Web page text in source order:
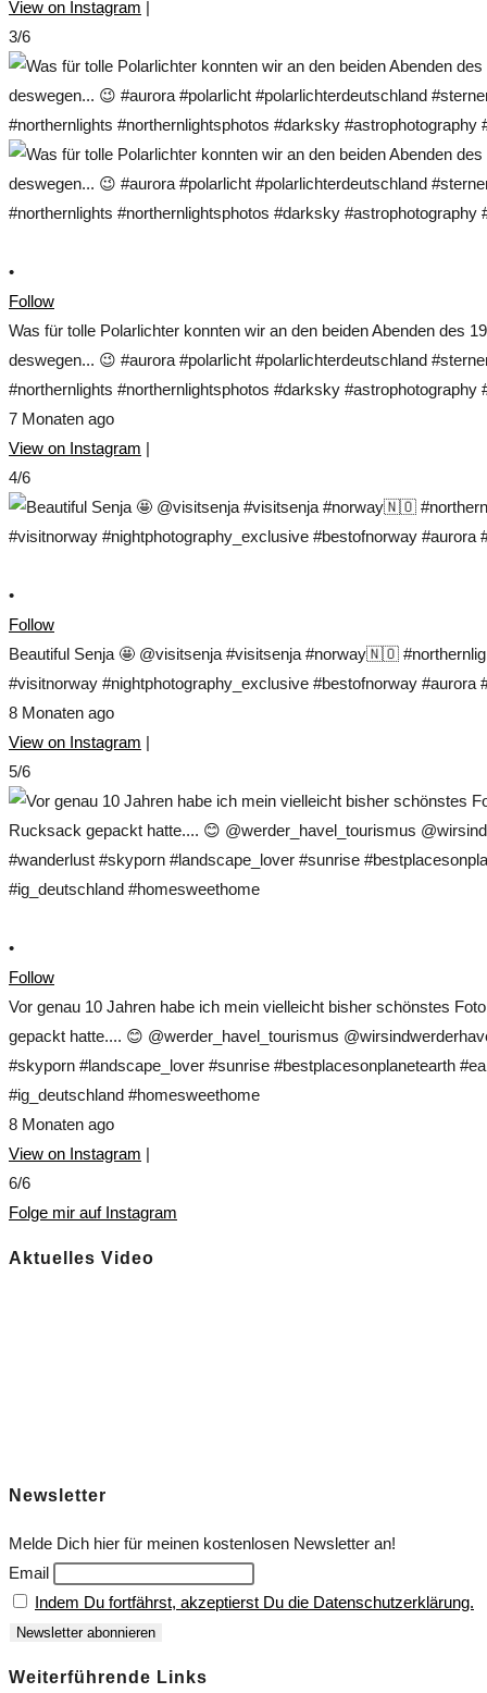
View on Instagram |
3/6
•
Follow
Was für tolle Polarlichter konnten wir an den beiden Abenden des
deswegen... 😉 #aurora #polarlicht #polarlichterdeutschland
#northernlights #northernlightsphotos #darksky
7 Monaten ago
View on Instagram |
4/6
•
Follow
Beautiful Senja 🤩 @visitsenja #visitsenja #norway🇳🇴
#visitnorway #nightphotography_exclusive #bestofnorway
8 Monaten ago
View on Instagram |
5/6
•
Follow
Vor genau 10 Jahren habe ich mein vielleicht bisher schönstes
gepackt hatte.... 😊 @werder_havel_tourismus
#skyporn #landscape_lover #sunrise #bestplacesonplanetearth
#ig_deutschland #homesweethome
8 Monaten ago
View on Instagram |
6/6
Folge mir auf Instagram
Aktuelles Video
Newsletter
Melde Dich hier für meinen kostenlosen Newsletter an!
Email
Indem Du fortfährst, akzeptierst Du die Datenschutzerklärung.
Weiterführende Links